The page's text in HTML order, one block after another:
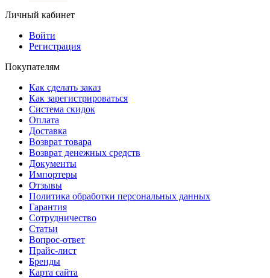
Личный кабинет
Войти
Регистрация
Покупателям
Как сделать заказ
Как зарегистрироваться
Система скидок
Оплата
Доставка
Возврат товара
Возврат денежных средств
Документы
Импортеры
Отзывы
Политика обработки персональных данных
Гарантия
Сотрудничество
Статьи
Вопрос-ответ
Прайс-лист
Бренды
Карта сайта